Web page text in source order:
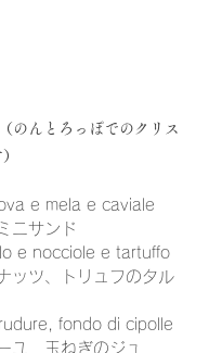
のんとろっぽでのクリス
e mela e caviale
ニサンド​
e nocciole e tartuffo
ッツ、トリュフのタル
fondo di cipolle
ユ　玉ねぎのジュ